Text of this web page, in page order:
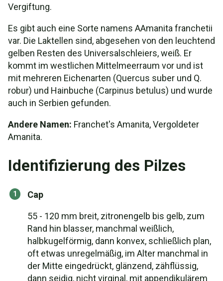
Vergiftung.
Es gibt auch eine Sorte namens AAmanita franchetii
var. Die Laktellen sind, abgesehen von den leuchtend
gelben Resten des Universalschleiers, weiß. Er
kommt im westlichen Mittelmeerraum vor und ist
mit mehreren Eichenarten (Quercus suber und Q.
robur) und Hainbuche (Carpinus betulus) und wurde
auch in Serbien gefunden.
Andere Namen: Franchet's Amanita, Vergoldeter
Amanita.
Identifizierung des Pilzes
Cap
55 - 120 mm breit, zitronengelb bis gelb, zum
Rand hin blasser, manchmal weißlich,
halbkugelförmig, dann konvex, schließlich plan,
oft etwas unregelmäßig, im Alter manchmal in
der Mitte eingedrückt, glänzend, zähflüssig,
dann seidig, nicht virginal, mit appendikulärem